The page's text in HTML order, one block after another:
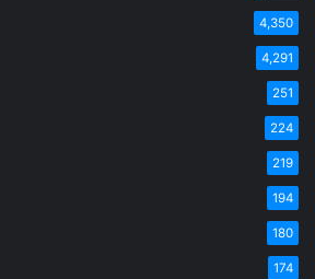
4,350
4,291
251
224
219
194
180
174